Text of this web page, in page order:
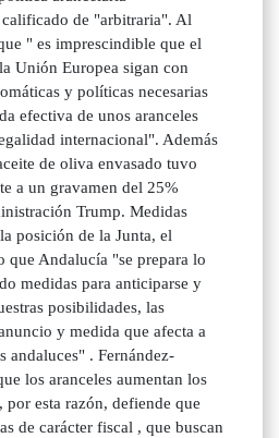
calificado de "arbitraria". Al
" es imprescindible que el
Unión Europea sigan con
y políticas necesarias
efectiva de unos aranceles
internacional". Además
de oliva envasado tuvo
a un gravamen del 25%
Trump. Medidas
posición de la Junta, el
que Andalucía "se prepara lo
medidas para anticiparse y
posibilidades, las
y medida que afecta a
andaluces" . Fernández-
los aranceles aumentan los
por esta razón, defiende que
de carácter fiscal , que buscan